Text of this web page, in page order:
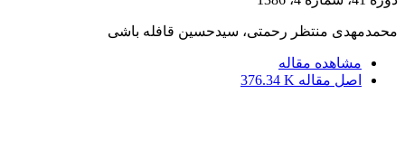
محمدمهدی منتظر رحمتی، سیدحسین قافله باشی
مشاهده مقاله
اصل مقاله 376.34 K